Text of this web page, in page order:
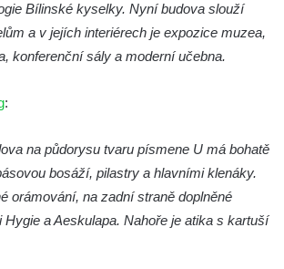
Krásné Lípě (kavárna u
v Ústí nad Labem
Obecná a měšťanská škola)
sloupu ve Chřibské
Tadeáše Haenkeho
Bílinské kyselky. Nyní budova slouží
a v jejích interiérech je expozice muzea,
konferenční sály a moderní učebna.
:
na půdorysu tvaru písmene U má bohatě
bosáží, pilastry a hlavními klenáky.
orámování, na zadní straně doplněné
a Aeskulapa. Nahoře je atika s kartuší